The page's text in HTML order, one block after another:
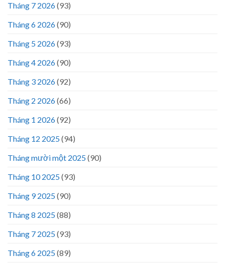
Tháng 7 2026(93)
Tháng 6 2026(90)
Tháng 5 2026(93)
Tháng 4 2026(90)
Tháng 3 2026(92)
Tháng 2 2026(66)
Tháng 1 2026(92)
Tháng 12 2025(94)
Tháng mười một 2025(90)
Tháng 10 2025(93)
Tháng 9 2025(90)
Tháng 8 2025(88)
Tháng 7 2025(93)
Tháng 6 2025(89)